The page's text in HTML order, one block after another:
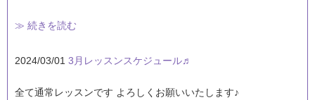
≫ 続きを読む
2024/03/01 3月レッスンスケジュール♬
全て通常レッスンです よろしくお願いいたします♪